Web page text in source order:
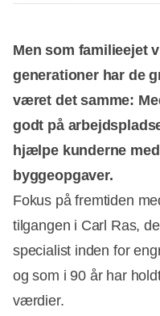
Men som familieejet
generationer har de
været det samme:
godt på
hjælpe kunderne
byggeopgaver.
Fokus på fremtiden
tilgangen i Carl Ras,
specialist inden for
og som i 90 år har
værdier.